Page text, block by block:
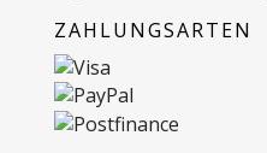
ZAHLUNGSARTEN